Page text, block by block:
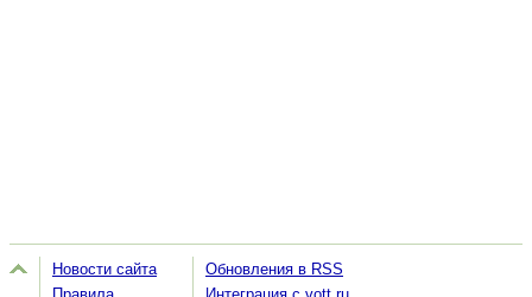
Новости сайта
Обновления в RSS